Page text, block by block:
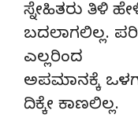
ಸ್ನೇಹಿತರು ತಿಳಿ
ಬದಲಾಗಲಿಲ್ಲ.
ಎಲ್ಲರಿಂದ
ಅಪಮಾನಕ್ಕೆ
ದಿಕ್ಕೇ ಕಾಣಲಿಲ್ಲ.